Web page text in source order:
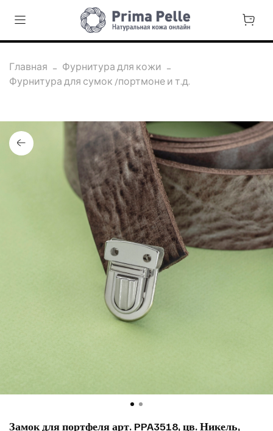
Главная
Фурнитура для кожи
Фурнитура для сумок /портмоне и т.д.
Замок для портфеля арт. PPA3518, цв. Никель,